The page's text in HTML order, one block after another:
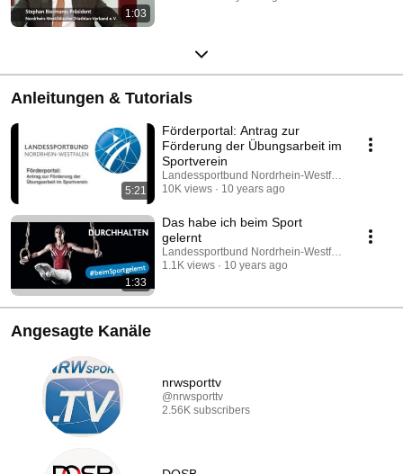
1:03
Anleitungen & Tutorials
5:21
Förderportal: Antrag zur
Förderung der Übungsarbeit im
Sportverein
Landessportbund Nordrhein-Westfalen e.V.
10K views
10 years ago
1:33
Das habe ich beim Sport
gelernt
Landessportbund Nordrhein-Westfalen e.V.
1.1K views
10 years ago
Angesagte Kanäle
nrwsporttv
@nrwsporttv
2.56K subscribers